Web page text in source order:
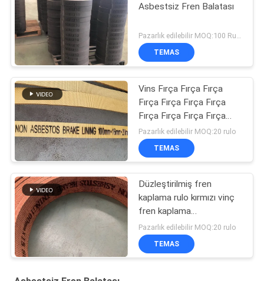
Asbestsiz Fren Balatası
Pazarlık edilebilir MOQ:100 Rulo
TEMAS
Vins Fırça Fırça Fırça
Fırça Fırça Fırça Fırça
Fırça Fırça Fırça Fırça
Fırça Fırça Fırça
Pazarlık edilebilir MOQ:20 rulo
TEMAS
Düzleştirilmiş fren
kaplama rulo kırmızı vinç
fren kaplama
topraklanmış dokuma
fren kaplama
Pazarlık edilebilir MOQ:20 rulo
TEMAS